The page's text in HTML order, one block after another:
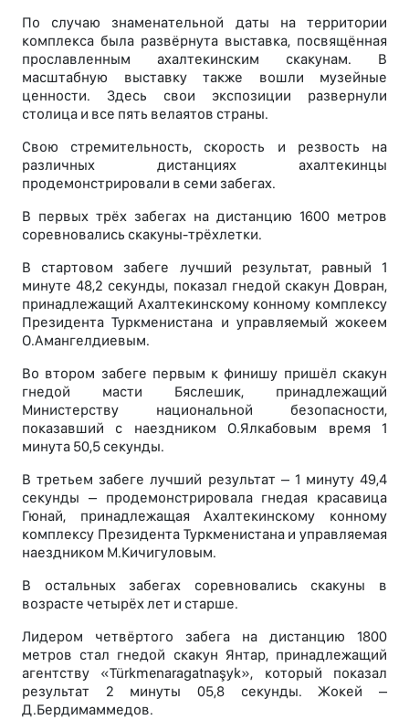
По случаю знаменательной даты на территории
комплекса была развёрнута выставка, посвящённая
прославленным ахалтекинским скакунам. В
масштабную выставку также вошли музейные
ценности. Здесь свои экспозиции развернули
столица и все пять велаятов страны.
Свою стремительность, скорость и резвость на
различных дистанциях ахалтекинцы
продемонстрировали в семи забегах.
В первых трёх забегах на дистанцию 1600 метров
соревновались скакуны-трёхлетки.
В стартовом забеге лучший результат, равный 1
минуте 48,2 секунды, показал гнедой скакун Довран,
принадлежащий Ахалтекинскому конному комплексу
Президента Туркменистана и управляемый жокеем
О.Амангелдиевым.
Во втором забеге первым к финишу пришёл скакун
гнедой масти Бяслешик, принадлежащий
Министерству национальной безопасности,
показавший с наездником О.Ялкабовым время 1
минута 50,5 секунды.
В третьем забеге лучший результат – 1 минуту 49,4
секунды – продемонстрировала гнедая красавица
Гюнай, принадлежащая Ахалтекинскому конному
комплексу Президента Туркменистана и управляемая
наездником М.Кичигуловым.
В остальных забегах соревновались скакуны в
возрасте четырёх лет и старше.
Лидером четвёртого забега на дистанцию 1800
метров стал гнедой скакун Янтар, принадлежащий
агентству «Türkmenaragatnaşyk», который показал
результат 2 минуты 05,8 секунды. Жокей –
Д.Бердимаммедов.